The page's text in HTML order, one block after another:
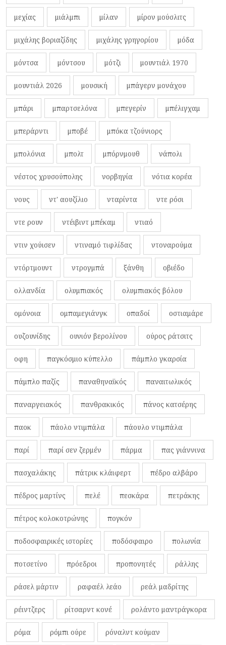
μεχίας μιάλμπι μίλαν μίρον μούσλιτς
μιχάλης βοριαζίδης μιχάλης γρηγορίου μόδα
μόντσα μόντσου μότζι μουντιάλ 1970
μουντιάλ 2026 μουσική μπάγερν μονάχου
μπάρι μπαρτσελόνα μπεγερίν μπέλιγχαμ
μπεράρντι μποβέ μπόκα τζούνιορς
μπολόνια μπολτ μπόρνμουθ νάπολι
νέστος χρυσούπολης νορβηγία νότια κορέα
νους ντ' αουζίλιο νταρίντα ντε ρόσι
ντε ρουν ντέιβιντ μπέκαμ ντιαό
ντιν χούισεν ντιναμό τιφλίδας ντοναρούμα
ντόρτμουντ ντρογμπά ξάνθη οβιέδο
ολλανδία ολυμπιακός ολυμπιακός βόλου
ομόνοια ομπαμεγιάνγκ οπαδοί οστιαμάρε
ουζουνίδης ουνιόν βερολίνου ούρος ράτσιτς
οφη παγκόσμιο κύπελλο πάμπλο γκαρσία
πάμπλο παζίς παναθηναϊκός παναιτωλικός
παναργειακός πανθρακικός πάνος κατσέρης
παοκ πάολο ντιμπάλα πάουλο ντιμπάλα
παρί παρί σεν ζερμέν πάρμα πας γιάννινα
πασχαλάκης πάτρικ κλάιφερτ πέδρο αλβάρο
πέδρος μαρτίνς πελέ πεσκάρα πετράκης
πέτρος κολοκοτρώνης πογκόν
ποδοσφαιρικές ιστορίες ποδόσφαιρο πολωνία
ποτσετίνο πρόεδροι προπονητές ράλλης
ράσελ μάρτιν ραφαέλ λεάο ρεάλ μαδρίτης
ρέιντζερς ρίτσαρντ κονέ ρολάντο μαντράγκορα
ρόμα ρόμπι ούρε ρόναλντ κούμαν